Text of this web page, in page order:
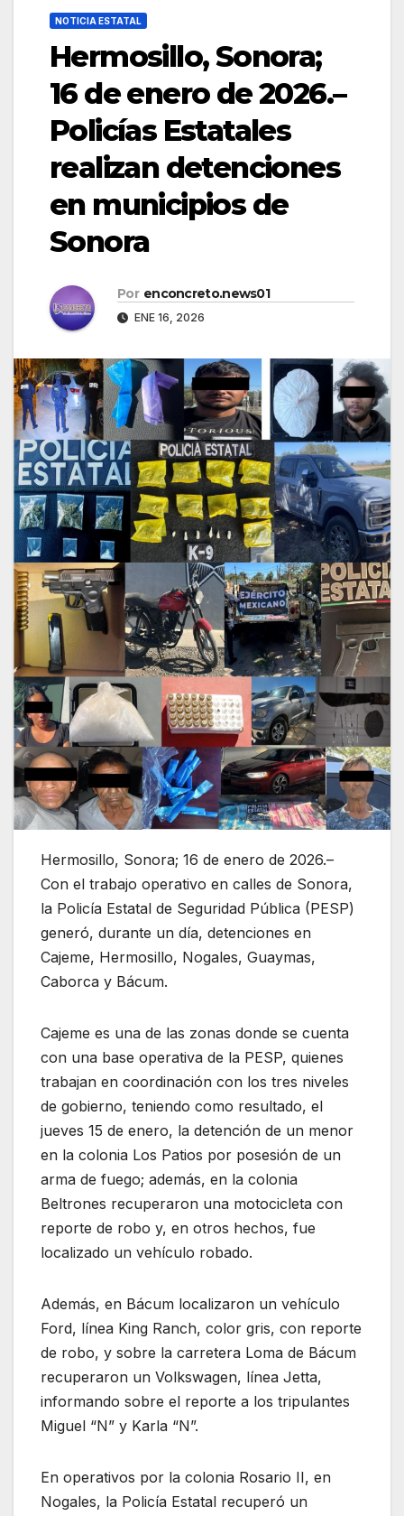
NOTICIA ESTATAL
Hermosillo, Sonora;
16 de enero de 2026.–
Policías Estatales
realizan detenciones
en municipios de
Sonora
Por enconcreto.news01
ENE 16, 2026
Hermosillo, Sonora; 16 de enero de 2026.–
Con el trabajo operativo en calles de Sonora,
la Policía Estatal de Seguridad Pública (PESP)
generó, durante un día, detenciones en
Cajeme, Hermosillo, Nogales, Guaymas,
Caborca y Bácum.
Cajeme es una de las zonas donde se cuenta
con una base operativa de la PESP, quienes
trabajan en coordinación con los tres niveles
de gobierno, teniendo como resultado, el
jueves 15 de enero, la detención de un menor
en la colonia Los Patios por posesión de un
arma de fuego; además, en la colonia
Beltrones recuperaron una motocicleta con
reporte de robo y, en otros hechos, fue
localizado un vehículo robado.
Además, en Bácum localizaron un vehículo
Ford, línea King Ranch, color gris, con reporte
de robo, y sobre la carretera Loma de Bácum
recuperaron un Volkswagen, línea Jetta,
informando sobre el reporte a los tripulantes
Miguel “N” y Karla “N”.
En operativos por la colonia Rosario II, en
Nogales, la Policía Estatal recuperó un